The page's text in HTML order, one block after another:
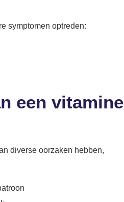
symptomen optreden:
een vitamine
diverse oorzaken hebben,